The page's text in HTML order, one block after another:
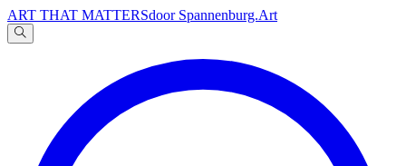
ART THAT MATTERSdoor Spannenburg.Art